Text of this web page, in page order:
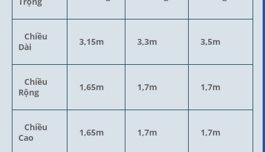
Chiều
Dài
3,15m 3,3m 3,5m
Chiều
Rộng
1,65m 1,7m 1,7m
Chiều
Cao
1,65m 1,7m 1,7m